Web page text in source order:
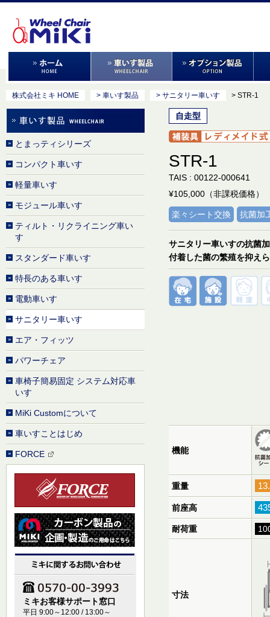
株式会社ミキ HOME > 車いす製品 > サニタリー車いす > STR-1
自走型
STR-1
TAIS : 00122-000641
¥105,000（非課税価格）
楽々シート交換 抗菌加
サニタリー車いすの抗菌
付着した菌の繁殖を抑え
機能
重量
前座高
耐荷重
寸法
とまっティシリーズ
コンパクト車いす
軽量車いす
モジュール車いす
ティルト・リクライニング車い
す
スタンダード車いす
特長のある車いす
電動車いす
サニタリー車いす
エア・フィッツ
パワーチェア
車椅子簡易固定 システム対応車
いす
MiKi Customについて
車いすことはじめ
FORCE
ミキお客様サポート窓口
平日 9:00～12:00 / 13:00～